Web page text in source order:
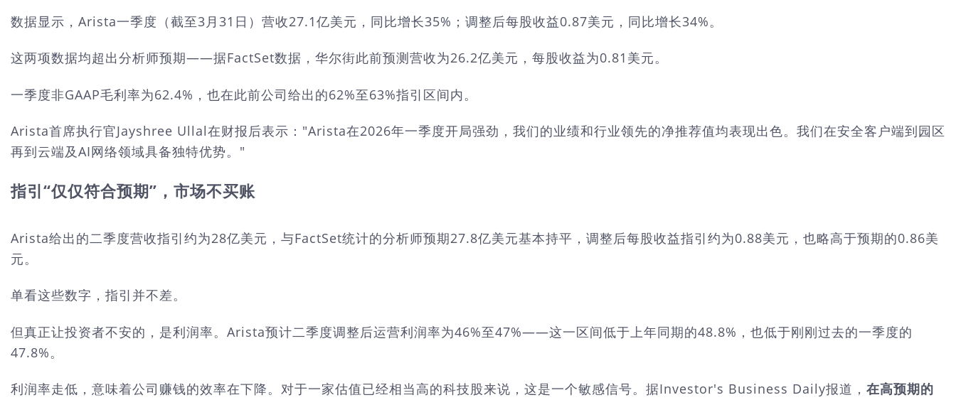
数据显示，Arista一季度（截至3月31日）营收27.1亿美元，同比增长35%；调整后每股收益0.87美元，同比增长34%。
这两项数据均超出分析师预期——据FactSet数据，华尔街此前预测营收为26.2亿美元，每股收益为0.81美元。
一季度非GAAP毛利率为62.4%，也在此前公司给出的62%至63%指引区间内。
Arista首席执行官Jayshree Ullal在财报后表示："Arista在2026年一季度开局强劲，我们的业绩和行业领先的净推荐值均表现出色。我们在安全客户端到园区
再到云端及AI网络领域具备独特优势。"
指引“仅仅符合预期”，市场不买账
Arista给出的二季度营收指引约为28亿美元，与FactSet统计的分析师预期27.8亿美元基本持平，调整后每股收益指引约为0.88美元，也略高于预期的0.86美
元。
单看这些数字，指引并不差。
但真正让投资者不安的，是利润率。Arista预计二季度调整后运营利润率为46%至47%——这一区间低于上年同期的48.8%，也低于刚刚过去的一季度的
47.8%。
利润率走低，意味着公司赚钱的效率在下降。对于一家估值已经相当高的科技股来说，这是一个敏感信号。据Investor's Business Daily报道， 在高预期的